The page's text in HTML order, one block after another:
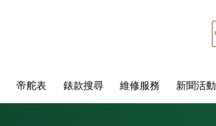
帝舵表 錶款搜尋 維修服務 新聞活動